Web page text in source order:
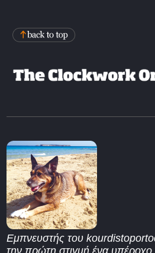
Εμπνευστής του
την πρώτη στιγμή ένα υπέροχο